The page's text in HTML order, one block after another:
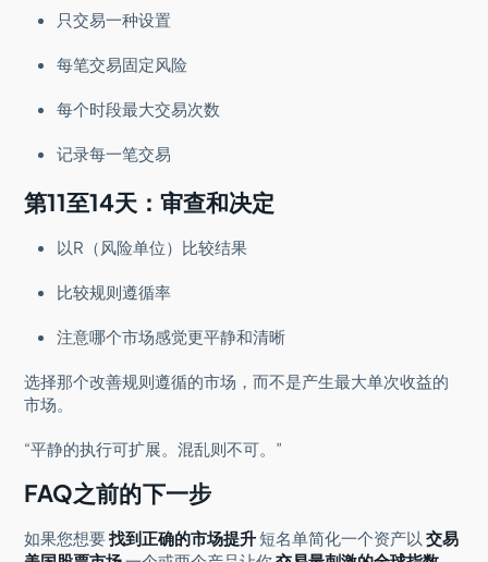
只交易一种设置
每笔交易固定风险
每个时段最大交易次数
记录每一笔交易
第11至14天：审查和决定
以R（风险单位）比较结果
比较规则遵循率
注意哪个市场感觉更平静和清晰
选择那个改善规则遵循的市场，而不是产生最大单次收益的
市场。
“平静的执行可扩展。混乱则不可。”
FAQ之前的下一步
如果您想要找到正确的市场提升短名单简化一个资产以交易